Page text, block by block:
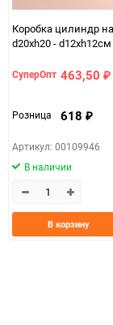
Коробка цилиндр
d20хh20 -
СуперОпт 463,50 ₽
Розница 618 ₽
Артикул: 00109946
В наличии
В корзину